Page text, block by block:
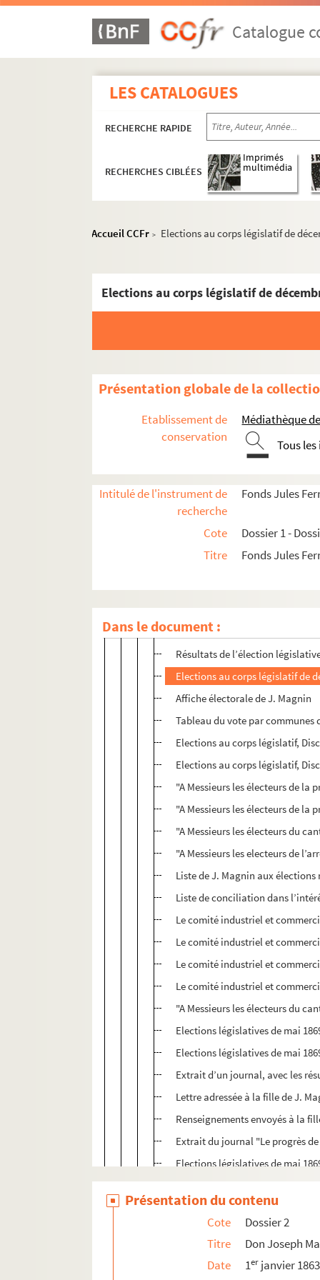
Catalogue
LES CATALOGUES
RECHERCHE RAPIDE
RECHERCHES CIBLÉES
Imprimés
multimédia
Accueil CCFr > Elections au corps législatif de
Présentation globale de la
Etablissement de
conservation
Médiathèque
Tous
Intitulé de l'instrument de
recherche
Fonds Jules
Cote
Dossier 1 -
Titre
Fonds Jules
Dans le document :
Dossier 1. Centenaire de Jules Ferry et
Dossier 2. Don Joseph Magnin
A. Élections au conseil général 1863-
Élections législatives et conseil
Bulletin de vote pour J. Magnin
Résultats de l’élection
Elections au corps législatif de
Affiche électorale de J. Magnin
Tableau du vote par communes
Elections au corps législatif,
Elections au corps législatif,
"A Messieurs les électeurs de la
"A Messieurs les électeurs de la
"A Messieurs les électeurs du
"A Messieurs les electeurs de
Liste de J. Magnin aux
Liste de conciliation dans
Le comité industriel et
Le comité industriel et
Le comité industriel et
Le comité industriel et
"A Messieurs les électeurs du
Elections législatives de mai
Elections législatives de mai
Extrait d’un journal, avec les
Lettre adressée à la fille de J.
Renseignements envoyés à la
Extrait du journal "Le progrès
Elections législatives de mai
"A Monsieur le général
"A Monsieur le marchal,
Résultat élections législatives
Conseil général de la Côte-
Présentation du contenu
Cote
Dossier 2
Titre
Don Joseph
Date
1er janvier